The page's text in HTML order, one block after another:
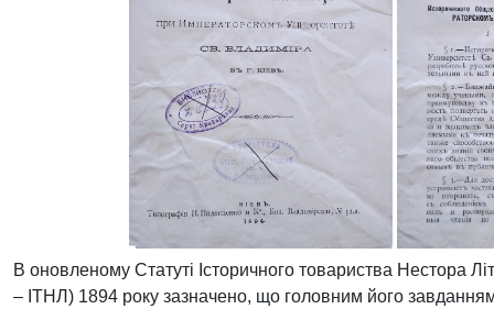
В оновленому Статуті Історичного товариства Нестора
– ІТНЛ) 1894 року зазначено, що головним його